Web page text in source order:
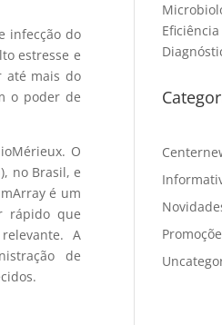
infecção do
estresse e
até mais do
o poder de
O
no Brasil, e
é um
rápido que
A
de